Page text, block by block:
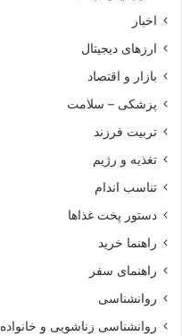
اخبار
ارزهای دیجیتال
بازار و اقتصاد
پزشکی – سلامت
تربیت فرزند
تغذیه و رژیم
تناسب اندام
دستور پخت غذاها
راهنما خرید
راهنمای سفر
روانشناسی
روانشناسی زناشویی و خانواده